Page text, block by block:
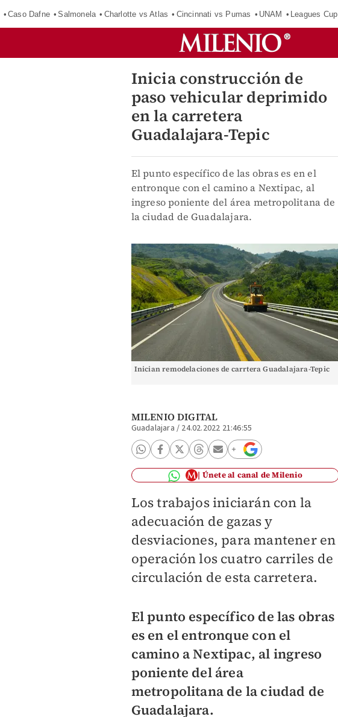
Caso Dafne Salmonela Charlotte vs Atlas Cincinnati vs Pumas UNAM Leagues Cup
Inicia construcción de
paso vehicular deprimido
en la carretera
Guadalajara-Tepic
El punto específico de las obras es en el
entronque con el camino a Nextipac, al
ingreso poniente del área metropolitana de
la ciudad de Guadalajara.
Inician remodelaciones de carrtera Guadalajara-Tepic
MILENIO DIGITAL
Guadalajara / 24.02.2022 21:46:55
Únete al canal de Milenio
Los trabajos iniciarán con la
adecuación de gazas y
desviaciones, para mantener en
operación los cuatro carriles de
circulación de esta carretera.
El punto específico de las obras
es en el entronque con el
camino a Nextipac, al ingreso
poniente del área
metropolitana de la ciudad de
Guadalajara.